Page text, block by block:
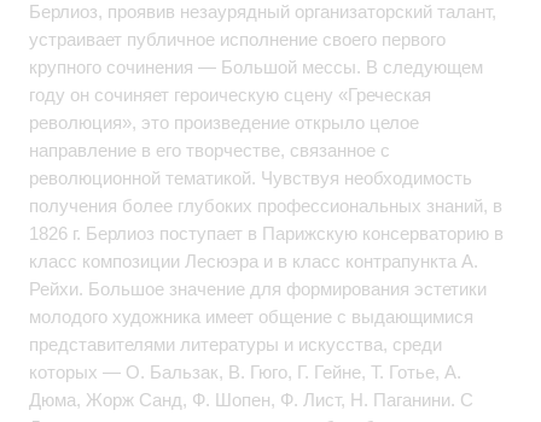
Берлиоз, проявив незаурядный организаторский талант,
устраивает публичное исполнение своего первого
крупного сочинения — Большой мессы. В следующем
году он сочиняет героическую сцену «Греческая
революция», это произведение открыло целое
направление в его творчестве, связанное с
революционной тематикой. Чувствуя необходимость
получения более глубоких профессиональных знаний, в
1826 г. Берлиоз поступает в Парижскую консерваторию в
класс композиции Лесюэра и в класс контрапункта А.
Рейхи. Большое значение для формирования эстетики
молодого художника имеет общение с выдающимися
представителями литературы и искусства, среди
которых — О. Бальзак, В. Гюго, Г. Гейне, Т. Готье, А.
Дюма, Жорж Санд, Ф. Шопен, Ф. Лист, Н. Паганини. С